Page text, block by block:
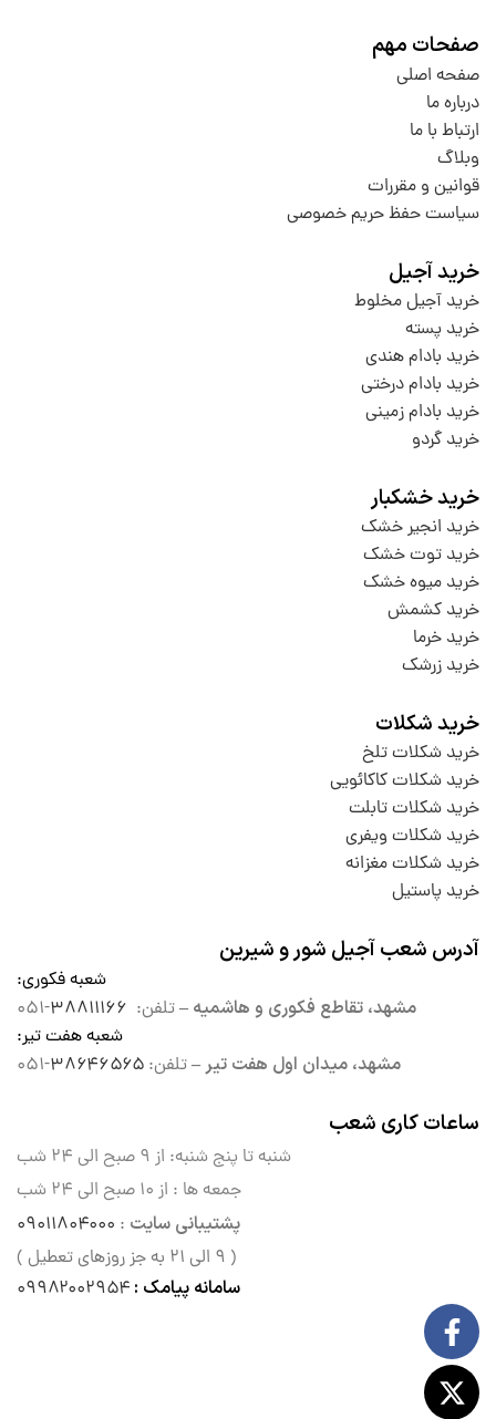
صفحات مهم
صفحه اصلی
درباره ما
ارتباط با ما
وبلاگ
قوانین و مقررات
سیاست حفظ حریم خصوصی
خرید آجیل
خرید آجیل مخلوط
خرید پسته
خرید بادام هندی
خرید بادام درختی
خرید بادام زمینی
خرید گردو
خرید خشکبار
خرید انجیر خشک
خرید توت خشک
خرید میوه خشک
خرید کشمش
خرید خرما
خرید زرشک
خرید شکلات
خرید شکلات تلخ
خرید شکلات کاکائویی
خرید شکلات تابلت
خرید شکلات ویفری
خرید شکلات مغزانه
خرید پاستیل
آدرس شعب آجیل شور و شیرین
شعبه فکوری:
مشهد، تقاطع فکوری و هاشمیه –تلفن: ۳۸۸۱۱۱۶۶-۰۵۱
شعبه هفت تیر:
مشهد، میدان اول هفت تیر –تلفن: ۳۸۶۴۶۵۶۵-۰۵۱
ساعات کاری شعب
شنبه تا پنج شنبه: از ۹ صبح الی
۲۴ شب
جمعه ها : از ۱۰ صبح الی ۲۴ شب
پشتیبانی سایت : ۰۹۰۱۱۸۰۴۰۰۰
( ۹ الی ۲۱ به جز روزهای تعطیل )
سامانه پیامک : ۰۹۹۸۲۰۰۲۹۵۴